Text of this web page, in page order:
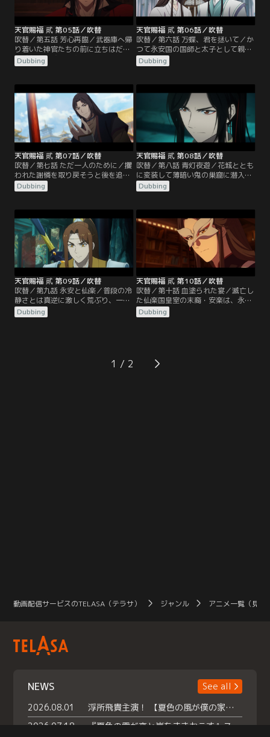
天官賜福 貮 第05話／吹替
吹替／第五話 芳心再臨／武器庫へ帰
り着いた神官たちの前に立ちはだか
る城主・花城。助太刀に現れた郎千
秋は果敢にも花城へ挑むが、そこへ
れる。間一髪のところで危機を回避
し極楽坊を後にする謝憐たちだった
が、郎千秋の心の内にはある疑念が
渦巻いていた。
Dubbing
天官賜福 貮 第06話／吹替
吹替／第六話 万蝶、君を拯いて／か
つて永安国の国師と太子として親交
を深めた謝憐と郎千秋だが、ある事
件をきっかけに両者の関係は一変し
楽宮に籠る謝憐は、炎に包まれた極
楽坊に佇む花城に思いを馳せ、持ち
帰った賽子を振るう。すると、仙楽
宮へ思いがけない人物が訪問し…。
Dubbing
天官賜福 貮 第07話／吹替
吹替／第七話 ただ一人のために／攫
われた謝憐を取り戻そうと後を追う
風信と慕情だったが、賽子の法術に
翻弄され彼方此方へと飛ばされてし
遂に謝憐もその申し出に応じるのだ
った。こじれてしまった二人の関係
をよそに、花城はある場所へと彼ら
を誘う。
Dubbing
天官賜福 貮 第08話／吹替
吹替／第八話 青灯夜遊／花城ととも
に変装して薄暗い鬼の巣窟に潜入し
た謝憐。捕らえられた人間たちの列
に混ざって死体吊るしの森を抜けた
糸を引いていた悪鬼の姿は、意外に
も謝憐にとって見覚えのあるものだ
った…。
Dubbing
天官賜福 貮 第09話／吹替
吹替／第九話 永安と仙楽／普段の冷
静さとは真逆に激しく荒ぶり、一方
的に戚容を痛めつける花城。音を上
げた戚容はとうとうリュウ金宴虐殺
寧へと向かっていたはずの永安国で
Dubbing
天官賜福 貮 第10話／吹替
吹替／第十話 血塗られた宴／滅亡し
た仙楽国皇室の末裔・安楽は、永安
国主からリュウ金宴の手配を信任さ
れていた。表向きは永安王族と良好
国師こと謝憐は、そこで予期せぬ事
態を目の当たりにし、ある決断を迫
Dubbing
1
動画配信サービスのTELASA（テラサ） ジャンル アニメ一覧（見放
NEWS
See all
2026.08.01
浮所飛貴主演！ 【夏色の風が僕の家にやってきた】 本日よりテラサで独占配信スタート！
2026.07.18
『夏色の雲が恋と嵐をまきおこす』スペシャルメイキング 【Part1】2026年７月18日（土）23時30分～配信スタート！話題のシーンの裏側を大公開！豪華キャスト大集合！ 『武宮家 真夏の家族会議』開催！